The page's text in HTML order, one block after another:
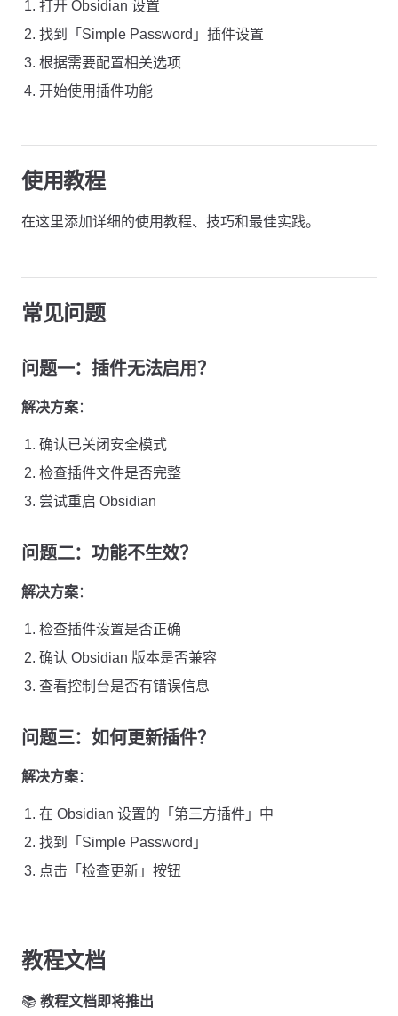
打开 Obsidian 设置
找到「Simple Password」插件设置
根据需要配置相关选项
开始使用插件功能
使用教程
在这里添加详细的使用教程、技巧和最佳实践。
常见问题
问题一：插件无法启用？
解决方案：
确认已关闭安全模式
检查插件文件是否完整
尝试重启 Obsidian
问题二：功能不生效？
解决方案：
检查插件设置是否正确
确认 Obsidian 版本是否兼容
查看控制台是否有错误信息
问题三：如何更新插件？
解决方案：
在 Obsidian 设置的「第三方插件」中
找到「Simple Password」
点击「检查更新」按钮
教程文档
📚 教程文档即将推出